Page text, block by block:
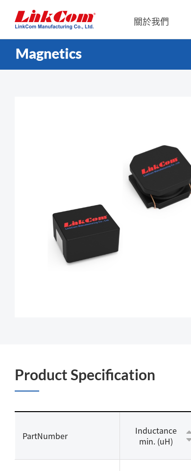
關於我們
雜訊抑制磁性元件
射頻磁性元件
平板變壓器
Product Specification
PartNumber
Inductance
min. (uH)